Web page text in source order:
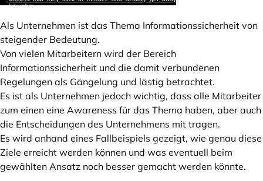
Als Unternehmen ist das Thema Informationssicherheit von
steigender Bedeutung.
Von vielen Mitarbeitern wird der Bereich
Informationssicherheit und die damit verbundenen
Regelungen als Gängelung und lästig betrachtet.
Es ist als Unternehmen jedoch wichtig, dass alle Mitarbeiter
zum einen eine Awareness für das Thema haben, aber auch
die Entscheidungen des Unternehmens mit tragen.
Es wird anhand eines Fallbeispiels gezeigt, wie genau diese
Ziele erreicht werden können und was eventuell beim
gewählten Ansatz noch besser gemacht werden könnte.